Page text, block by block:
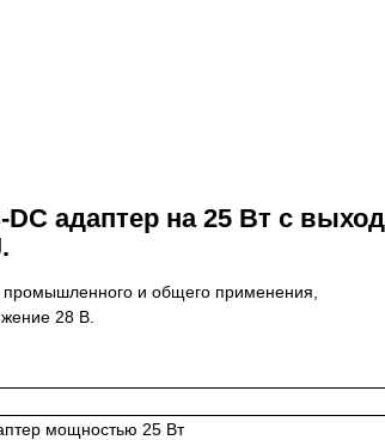
адаптер на 25 Вт с
промышленного и общего применения,
28 В.
мощностью 25 Вт